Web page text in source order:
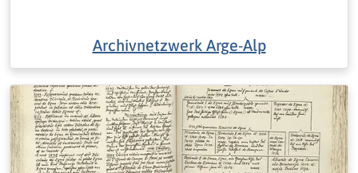
Archivnetzwerk Arge-Alp